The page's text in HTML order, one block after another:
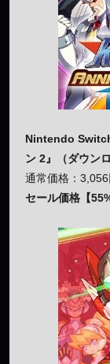
Nintendo
ン 2』（ダウン
通常価格：3,056
セール価格【